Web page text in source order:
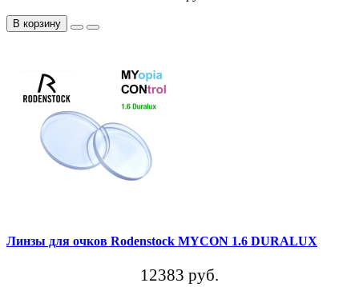
В корзину
Линзы для очков Rodenstock MYCON 1.6 DURALUX
12383 руб.